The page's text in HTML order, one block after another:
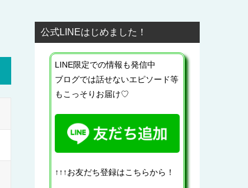
公式LINEはじめました！
LINE限定での情報も発信中
ブログでは話せないエピソード等
もこっそりお届け♡
↑↑↑お友だち登録はこちらから！